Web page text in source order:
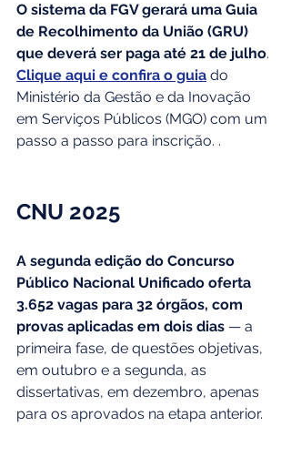
O sistema da FGV gerará uma Guia
de Recolhimento da União (GRU)
que deverá ser paga até 21 de julho.
Clique aqui e confira o guia do
Ministério da Gestão e da Inovação
em Serviços Públicos (MGO) com um
passo a passo para inscrição. .
CNU 2025
A segunda edição do Concurso
Público Nacional Unificado oferta
3.652 vagas para 32 órgãos, com
provas aplicadas em dois dias — a
primeira fase, de questões objetivas,
em outubro e a segunda, as
dissertativas, em dezembro, apenas
para os aprovados na etapa anterior.